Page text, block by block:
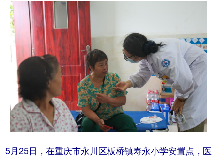
5月25日，在重庆市永川区板桥镇寿永小学安置点，医